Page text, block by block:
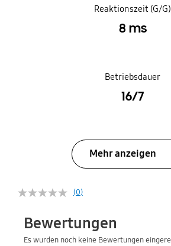
Reaktionszeit (G/G)
8 ms
Betriebsdauer
16/7
Mehr anzeigen
(0)